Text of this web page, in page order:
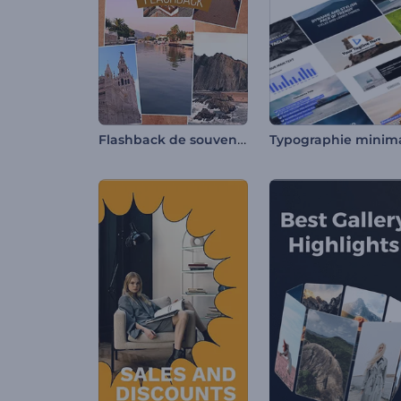
Flashback de souvenirs de voyage